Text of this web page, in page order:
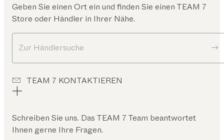
Geben Sie einen Ort ein und finden Sie einen TEAM 7
Store oder Händler in Ihrer Nähe.
Zur Händlersuche
TEAM 7 KONTAKTIEREN
Schreiben Sie uns. Das TEAM 7 Team beantwortet
Ihnen gerne Ihre Fragen.